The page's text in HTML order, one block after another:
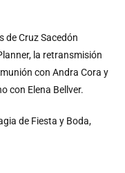
de Cruz Sacedón
la retransmisión
con Andra Cora y
con Elena Bellver.
de Fiesta y Boda,